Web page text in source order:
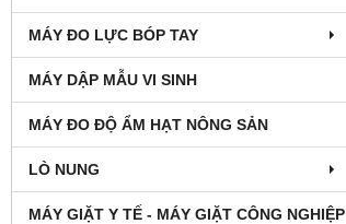
MÁY ĐO LỰC BÓP TAY
MÁY DẬP MẪU VI SINH
MÁY ĐO ĐỘ ẨM HẠT NÔNG SẢN
LÒ NUNG
MÁY GIẶT Y TẾ - MÁY GIẶT CÔNG NGHIỆP